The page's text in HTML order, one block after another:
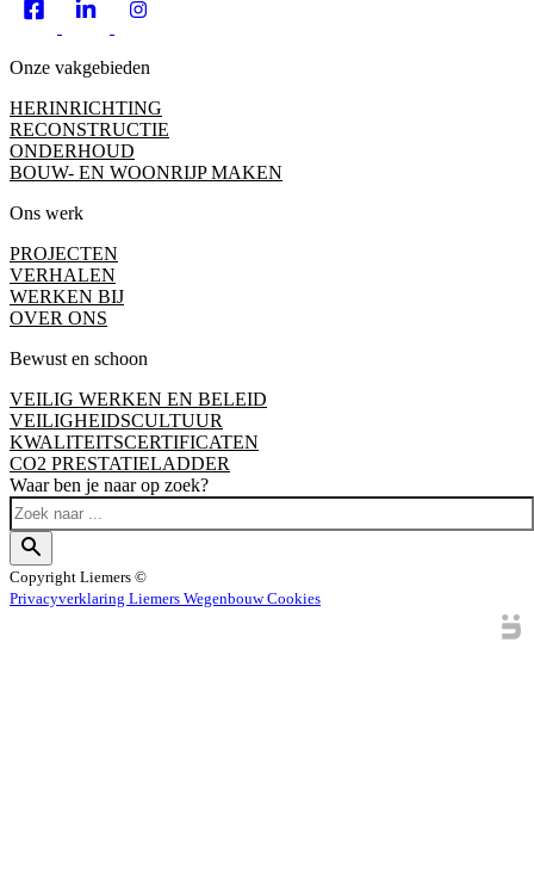
Onze vakgebieden
HERINRICHTING
RECONSTRUCTIE
ONDERHOUD
BOUW- EN WOONRIJP MAKEN
Ons werk
PROJECTEN
VERHALEN
WERKEN BIJ
OVER ONS
Bewust en schoon
VEILIG WERKEN EN BELEID
VEILIGHEIDSCULTUUR
KWALITEITSCERTIFICATEN
CO2 PRESTATIELADDER
Waar ben je naar op zoek?
Copyright Liemers ©
Privacyverklaring Liemers WegenbouwCookies